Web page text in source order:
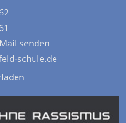
senden
schule.de